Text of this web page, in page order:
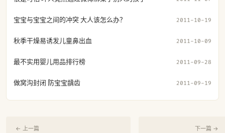
宝宝与宝宝之间的冲突 大人该怎么办？ 2011-10-19
秋季干燥易诱发儿童鼻出血 2011-10-09
最不实用婴儿用品排行榜 2011-09-28
做窝沟封闭 防宝宝龋齿 2011-09-19
← 上一篇 下一篇 →